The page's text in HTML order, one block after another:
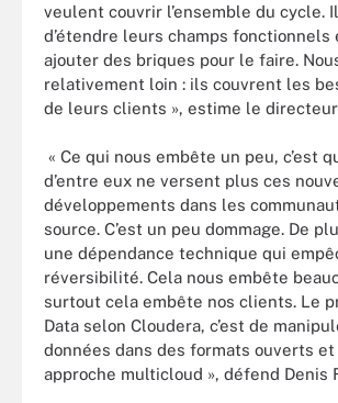
veulent couvrir l’ensemble du cycle.
d’étendre leurs champs fonctionnels
ajouter des briques pour le faire.
relativement loin : ils couvrent les
de leurs clients », estime le
« Ce qui nous embête un peu, c’est
d’entre eux ne versent plus ces
développements dans les
source. C’est un peu dommage. De
une dépendance technique qui
réversibilité. Cela nous embête
surtout cela embête nos clients. Le
Data selon Cloudera, c’est de
données dans des formats ouverts
approche multicloud », défend Denis